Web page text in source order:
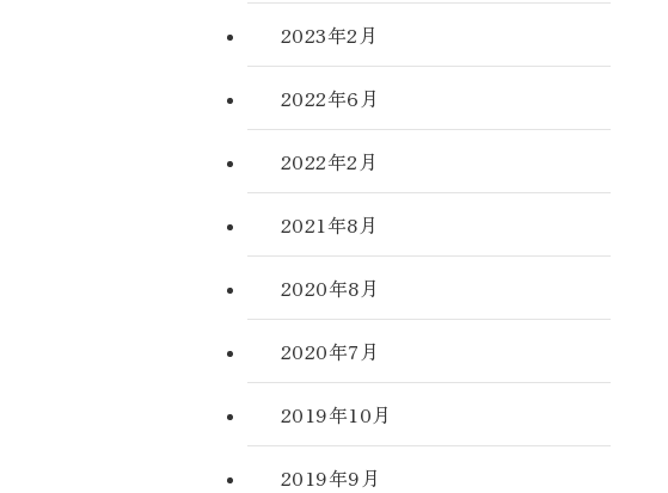
2023年2月
2022年6月
2022年2月
2021年8月
2020年8月
2020年7月
2019年10月
2019年9月